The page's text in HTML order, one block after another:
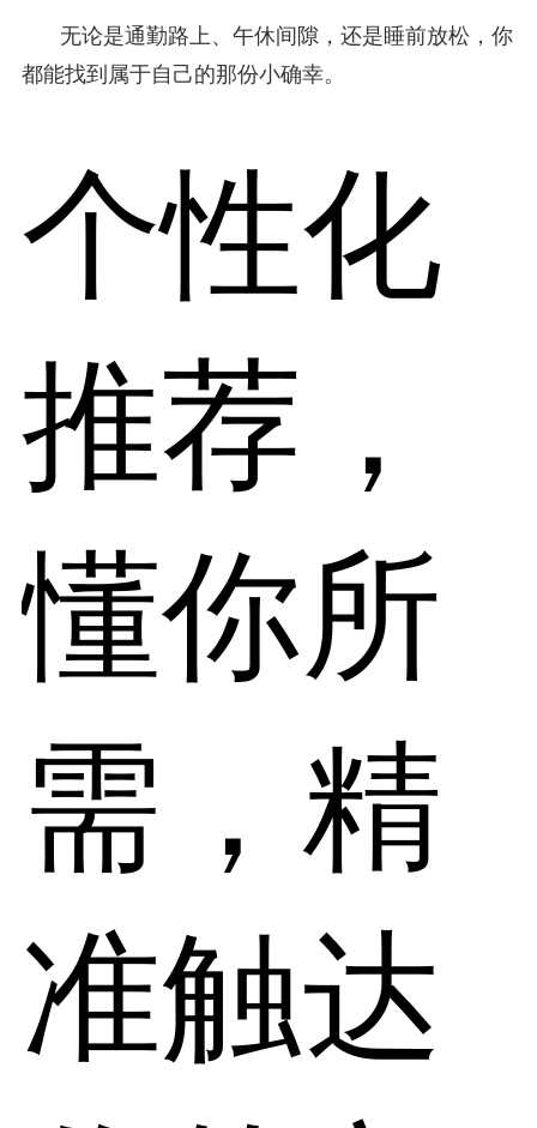
无论是通勤路上、午休间隙，还是睡前放松，你
都能找到属于自己的那份小确幸。
个性化
推荐，
懂你所
需，精
准触达